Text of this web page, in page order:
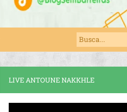
LIVE ANTOUNE NAKKHLE